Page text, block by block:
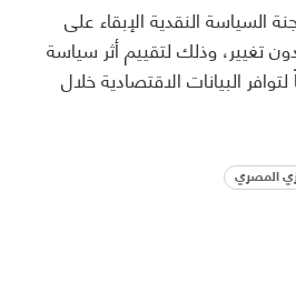
السياسة النقدية الإبقاء على
تغيير، وذلك لتقييم أثر سياسة
البيانات الاقتصادية خلال
المصري